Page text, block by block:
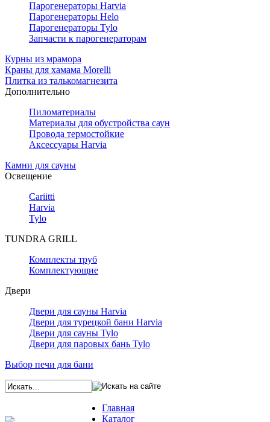
Парогенераторы Harvia
Парогенераторы Helo
Парогенераторы Tylo
Запчасти к парогенераторам
Курны из мрамора
Краны для хамама Morelli
Плитка из талькомагнезита
Дополнительно
Пиломатериалы
Материалы для обустройства саун
Провода термостойкие
Аксессуары Harvia
Камни для сауны
Освещение
Cariitti
Harvia
Tylo
TUNDRA GRILL
Комплекты труб
Комплектующие
Двери
Двери для сауны Harvia
Двери для турецкой бани Harvia
Двери для сауны Tylo
Двери для паровых бань Tylo
Выбор печи для бани
Главная
Каталог